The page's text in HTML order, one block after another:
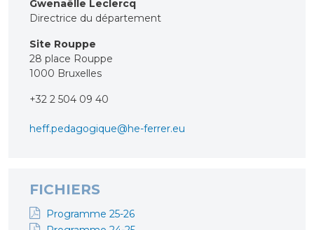
Gwenaëlle Leclercq
Directrice du département
Site Rouppe
28 place Rouppe
1000 Bruxelles
+32 2 504 09 40
heff.pedagogique@he-ferrer.eu
FICHIERS
Programme 25-26